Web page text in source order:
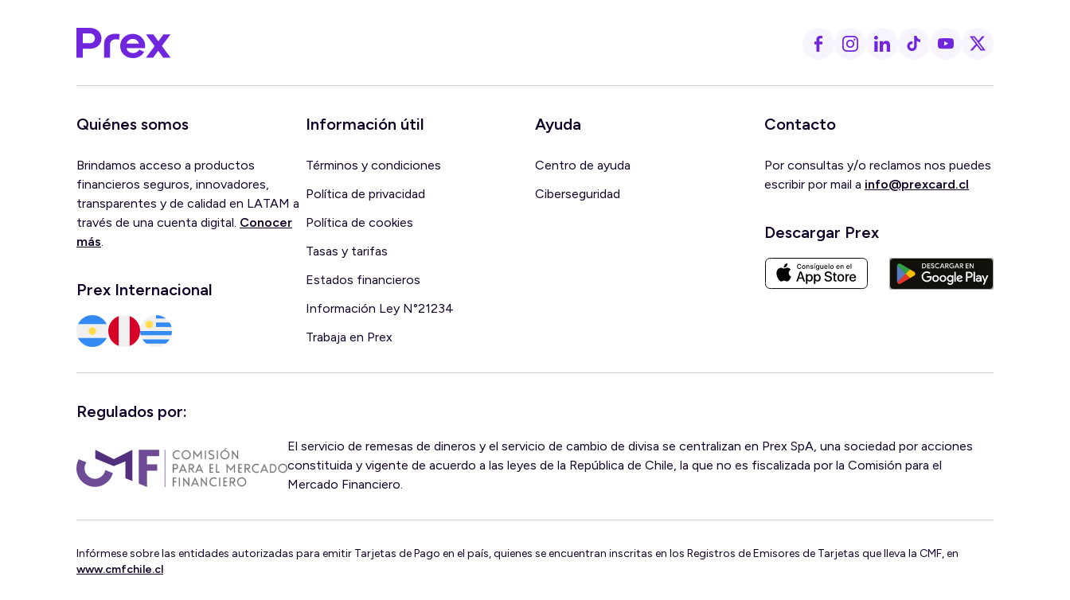
Quiénes somos
Brindamos acceso a productos
financieros seguros, innovadores,
transparentes y de calidad en LATAM a
través de una cuenta digital. Conocer
más.
Prex Internacional
Información útil
Términos y condiciones
Política de privacidad
Política de cookies
Tasas y tarifas
Estados financieros
Información Ley N°21234
Trabaja en Prex
Ayuda
Centro de ayuda
Ciberseguridad
Contacto
Por consultas y/o reclamos nos puedes
escribir por mail a info@prexcard.cl
Descargar Prex
Regulados por:
El servicio de remesas de dineros y el servicio de cambio de divisa se centralizan en Prex SpA, una sociedad por acciones
constituida y vigente de acuerdo a las leyes de la República de Chile, la que no es fiscalizada por la Comisión para el
Mercado Financiero.
Infórmese sobre las entidades autorizadas para emitir Tarjetas de Pago en el país, quienes se encuentran inscritas en los Registros de Emisores de Tarjetas que lleva la CMF, en
www.cmfchile.cl